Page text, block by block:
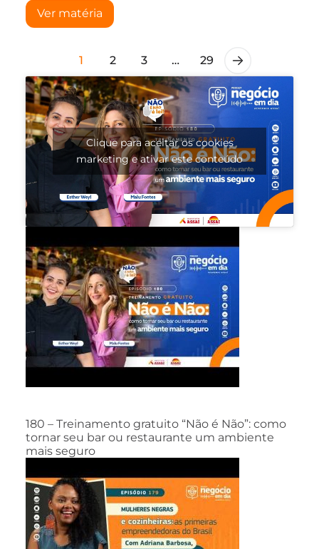
Ver matéria
1 2 3 … 29
Clique para aceitar os cookies
marketing e ativar este conteúdo
180 – Treinamento gratuito “Não é Não”: como
tornar seu bar ou restaurante um ambiente
mais seguro